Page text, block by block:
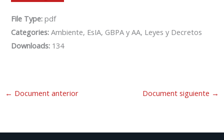
File Type:pdf
Categories:Ambiente, EsIA, GBPA y AA, Leyes y Decretos
Downloads: 134
← Document anterior Document siguiente →